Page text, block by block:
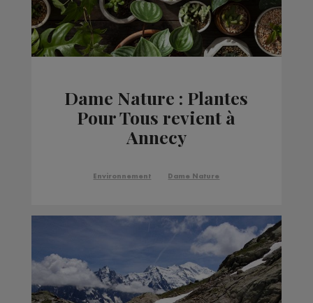
Dame Nature : Plantes
Pour Tous revient à
Annecy
Environnement Dame Nature